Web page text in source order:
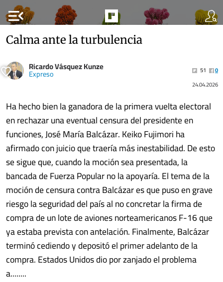
menu_open
Calma ante la turbulencia
Ricardo Vásquez Kunze
Expreso 51
0
24.04.2026
Ha hecho bien la ganadora de la primera vuelta electoral
en rechazar una eventual censura del presidente en
funciones, José María Balcázar. Keiko Fujimori ha
afirmado con juicio que traería más inestabilidad. De esto
se sigue que, cuando la moción sea presentada, la
bancada de Fuerza Popular no la apoyaría. El tema de la
moción de censura contra Balcázar es que puso en grave
riesgo la seguridad del país al no concretar la firma de
compra de un lote de aviones norteamericanos F-16 que
ya estaba prevista con antelación. Finalmente, Balcázar
terminó cediendo y depositó el primer adelanto de la
compra. Estados Unidos dio por zanjado el problema
a........